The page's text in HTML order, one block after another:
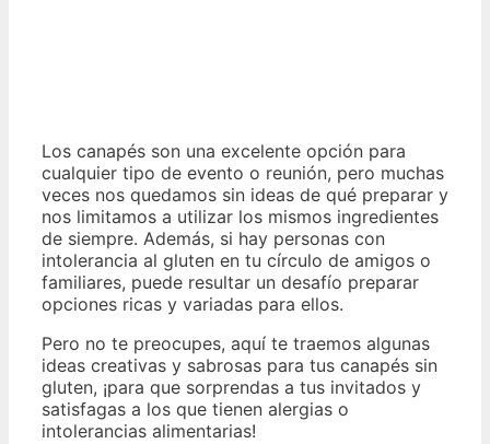
Los canapés son una excelente opción para
cualquier tipo de evento o reunión, pero muchas
veces nos quedamos sin ideas de qué preparar y
nos limitamos a utilizar los mismos ingredientes
de siempre. Además, si hay personas con
intolerancia al gluten en tu círculo de amigos o
familiares, puede resultar un desafío preparar
opciones ricas y variadas para ellos.
Pero no te preocupes, aquí te traemos algunas
ideas creativas y sabrosas para tus canapés sin
gluten, ¡para que sorprendas a tus invitados y
satisfagas a los que tienen alergias o
intolerancias alimentarias!